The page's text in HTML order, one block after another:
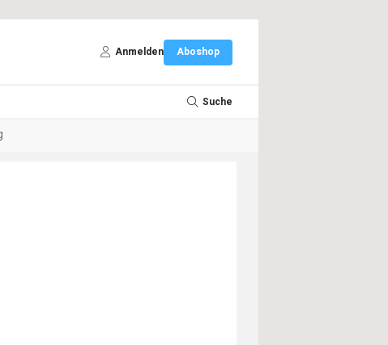
Anmelden Aboshop
Suche